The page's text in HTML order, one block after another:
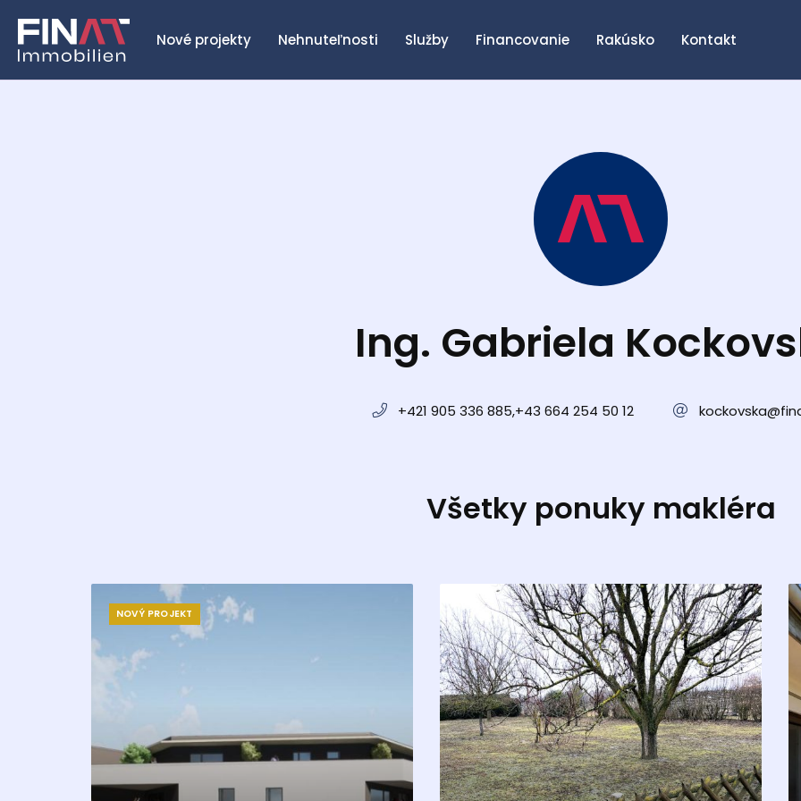
Nové projekty Nehnuteľnosti Služby Financovanie Rakúsko Kontakt
Ing. Gabriela
+421 905 336 885,+43 664 254 50 12
Všetky ponuky makléra
NOVÝ PROJEKT